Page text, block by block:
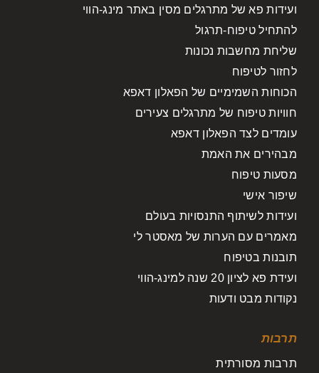
ועידות פא של מתרגלים מסין באתר מינג-הווי
להתחיל טיפוח-תרגול
שליחת מחשבות נכונות
לחזור לטיפוח
הכוחות השמימיים של הפאלון דאפא
חוויות טיפוח של מתרגלים צעירים
עומדים לצד הפאלון דאפא
מבהירים את האמת
מסעות טיפוח
שיפור אישי
ועידות לשיתוף התנסויות בעולם
מאמרים עם הערות של מאסטר לי
תובנות בטיפוח
ועידת פא לציון 20 שנה למינג-הווי
נקודות מבט ודעות
תרבות
תרבות מסורתית